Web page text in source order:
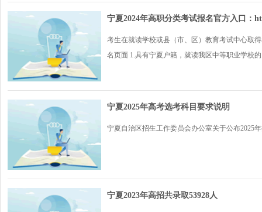
宁夏2024年高职分类考试报名官方入口：
考生在就读学校或县（市、区）教育考试中心取
名页面 1.具有宁夏户籍，就读我区中等职业学校
宁夏2025年高考选考科目要求说明
宁夏自治区招生工作委员会办公室关于公布2025
宁夏2023年高招共录取53928人